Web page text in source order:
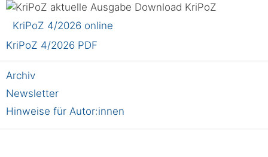
KriPoZ
KriPoZ 4/2026 online
KriPoZ 4/2026 PDF
Archiv
Newsletter
Hinweise für Autor:innen